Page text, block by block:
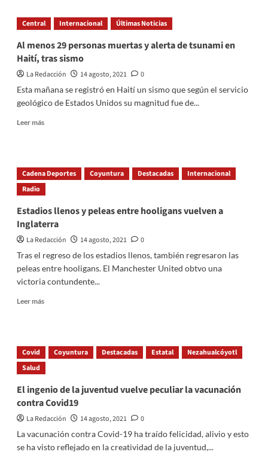
se
despide
los
escenarios
por
tiempo:
“Hasta
Central Internacional Últimas Noticias
Al menos 29 personas muertas y alerta de tsunami en
Haití, tras sismo
La Redacción 14 agosto, 2021
0
Esta mañana se registró en Haití un sismo que según el servicio
geológico de Estados Unidos su magnitud fue de...
Leer másRead
menos
29
y
alerta
en
Haití,
tras
Cadena Deportes Coyuntura Destacadas
Internacional
Radio
Estadios llenos y peleas entre hooligans vuelven a
Inglaterra
La Redacción 14 agosto, 2021
0
Tras el regreso de los estadios llenos, también regresaron las
peleas entre hooligans. El Manchester United obtvo una
victoria contundente...
Leer másRead
llenos
hooligans
vuelven
Inglaterra
Covid Coyuntura Destacadas Estatal
Nezahualcóyotl
Salud
El ingenio de la juventud vuelve peculiar la vacunación
contra Covid19
La Redacción 14 agosto, 2021
0
La vacunación contra Covid-19 ha traído felicidad, alivio y esto
se ha visto reflejado en la creatividad de la juventud,...